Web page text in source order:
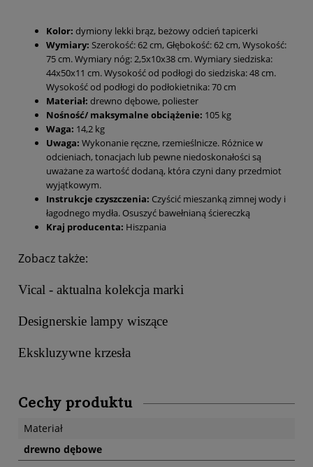
Kolor: dymiony lekki brąz, beżowy odcień tapicerki
Wymiary: Szerokość: 62 cm, Głębokość: 62 cm, Wysokość:
75 cm. Wymiary nóg: 2,5x10x38 cm. Wymiary siedziska:
44x50x11 cm. Wysokość od podłogi do siedziska: 48 cm.
Wysokość od podłogi do podłokietnika: 70 cm
Materiał: drewno dębowe, poliester
Nośność/ maksymalne obciążenie: 105 kg
Waga: 14,2 kg
Uwaga: Wykonanie ręczne, rzemieślnicze. Różnice w
odcieniach, tonacjach lub pewne niedoskonałości są
uważane za wartość dodaną, która czyni dany przedmiot
wyjątkowym.
Instrukcje czyszczenia: Czyścić mieszanką zimnej wody i
łagodnego mydła. Osuszyć bawełnianą ściereczką
Kraj producenta: Hiszpania
Zobacz także:
Vical - aktualna kolekcja marki
Designerskie lampy wiszące
Ekskluzywne krzesła
Cechy produktu
Materiał
drewno dębowe